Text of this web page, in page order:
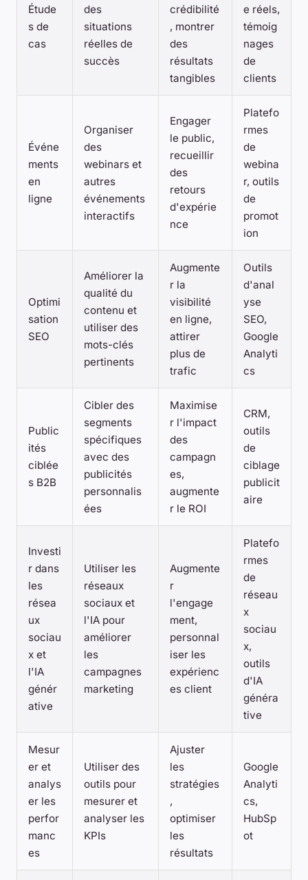
Étude
s de
cas
des
situations
réelles de
succès
crédibilité
, montrer
des
résultats
tangibles
e réels,
témoig
nages
de
clients
Événe
ments
en
ligne
Organiser
des
webinars et
autres
événements
interactifs
Engager
le public,
recueillir
des
retours
d'expérie
nce
Platefo
rmes
de
webina
r, outils
de
promot
ion
Optimi
sation
SEO
Améliorer la
qualité du
contenu et
utiliser des
mots-clés
pertinents
Augmente
r la
visibilité
en ligne,
attirer
plus de
trafic
Outils
d'anal
yse
SEO,
Google
Analyti
cs
Public
ités
ciblée
s B2B
Cibler des
segments
spécifiques
avec des
publicités
personnalis
ées
Maximise
r l'impact
des
campagn
es,
augmente
r le ROI
CRM,
outils
de
ciblage
publicit
aire
Investi
r dans
les
résea
ux
sociau
x et
l'IA
génér
ative
Utiliser les
réseaux
sociaux et
l'IA pour
améliorer
les
campagnes
marketing
Augmente
r
l'engage
ment,
personnal
iser les
expérienc
es client
Platefo
rmes
de
réseau
x
sociau
x,
outils
d'IA
généra
tive
Mesur
er et
analys
er les
perfor
manc
es
Utiliser des
outils pour
mesurer et
analyser les
KPIs
Ajuster
les
stratégies
,
optimiser
les
résultats
Google
Analyti
cs,
HubSp
ot